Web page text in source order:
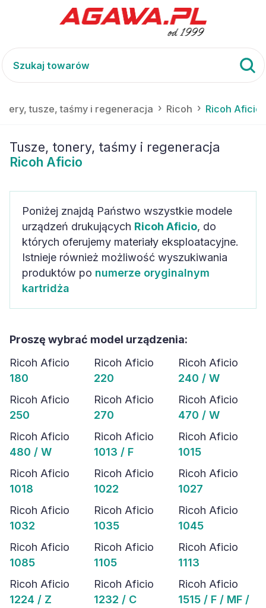
tusze, taśmy i regeneracja Ricoh Ricoh Aficio
Tusze, tonery, taśmy i regeneracja
Ricoh Aficio
Poniżej znajdą Państwo wszystkie modele
urządzeń drukujących Ricoh Aficio, do
których oferujemy materiały eksploatacyjne.
Istnieje również możliwość wyszukiwania
produktów po numerze oryginalnym
kartridża
Proszę wybrać model urządzenia:
Ricoh Aficio
180
Ricoh Aficio
220
Ricoh Aficio
240 / W
Ricoh Aficio
250
Ricoh Aficio
270
Ricoh Aficio
470 / W
Ricoh Aficio
480 / W
Ricoh Aficio
1013 / F
Ricoh Aficio
1015
Ricoh Aficio
1018
Ricoh Aficio
1022
Ricoh Aficio
1027
Ricoh Aficio
1032
Ricoh Aficio
1035
Ricoh Aficio
1045
Ricoh Aficio
1085
Ricoh Aficio
1105
Ricoh Aficio
1113
Ricoh Aficio
1224 / Z
Ricoh Aficio
1232 / C
Ricoh Aficio
1515 / F / MF /